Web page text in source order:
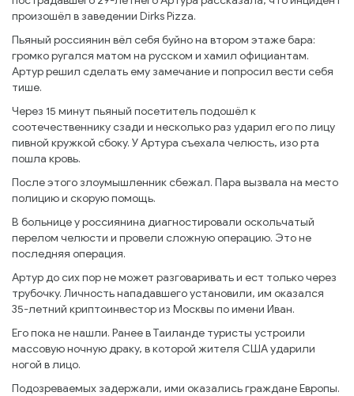
произошёл в заведении Dirks Pizza.
Пьяный россиянин вёл себя буйно на втором этаже бара:
громко ругался матом на русском и хамил официантам.
Артур решил сделать ему замечание и попросил вести себя
тише.
Через 15 минут пьяный посетитель подошёл к
соотечественнику сзади и несколько раз ударил его по лицу
пивной кружкой сбоку. У Артура съехала челюсть, изо рта
пошла кровь.
После этого злоумышленник сбежал. Пара вызвала на место
полицию и скорую помощь.
В больнице у россиянина диагностировали оскольчатый
перелом челюсти и провели сложную операцию. Это не
последняя операция.
Артур до сих пор не может разговаривать и ест только через
трубочку. Личность нападавшего установили, им оказался
35-летний криптоинвестор из Москвы по имени Иван.
Его пока не нашли. Ранее в Таиланде туристы устроили
массовую ночную драку, в которой жителя США ударили
ногой в лицо.
Подозреваемых задержали, ими оказались граждане Европы.